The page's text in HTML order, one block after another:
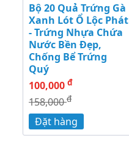
Bộ 20 Quả Trứng Gà
Xanh Lót Ổ Lộc Phát
- Trứng Nhựa Chứa
Nước Bền Đẹp,
Chống Bể Trứng
Quý
100,000 đ
158,000đ
Đặt hàng